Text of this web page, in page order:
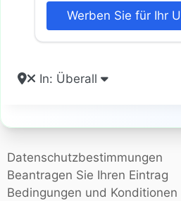
Werben Sie für Ihr
In: Überall
Datenschutzbestimmungen
Beantragen Sie Ihren Eintrag
Bedingungen und Konditionen